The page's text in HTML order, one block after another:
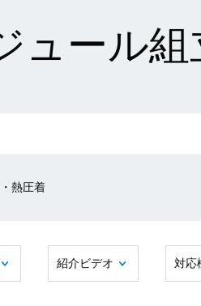
ュール組
熱圧着
紹介ビデオ 対応